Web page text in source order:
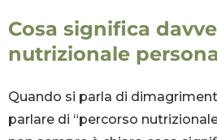
Cosa significa
nutrizionale
Quando si parla di
parlare di “percorso